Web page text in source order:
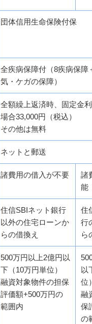
団体信用生命保険付保
全疾病保障付（8疾病保障
気・ケガの保障）
全額繰上返済時、固定金
場合33,000円（税込）
その他は無料
ネットと郵送
諸費用の借入が不要
諸
能
住信SBIネット銀行
以外の住宅ローンか
らの借換え
住
行
ら
500万円以上2億円以
下（10万円単位）
融資対象物件の担保
評価額+500万円の
範囲内
以
位）
融
保
の